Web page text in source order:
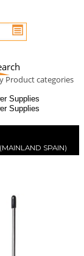
Product categories
(MAINLAND SPAIN)